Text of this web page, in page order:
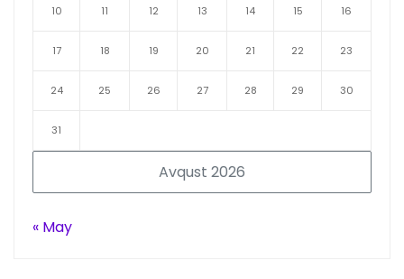
Avqust 2026
10 11 12 13 14 15 16
17 18 19 20 21 22 23
24 25 26 27 28 29 30
31
« May